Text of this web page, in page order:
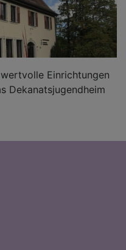
Einrichtungen
Dekanatsjugendheim